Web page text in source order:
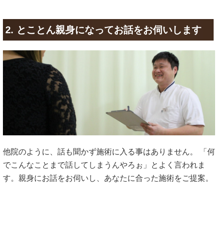
2. とことん親身になってお話をお伺いします
他院のように、話も聞かず施術に入る事はありません。 「何
でこんなことまで話してしまうんやろぉ」とよく言われま
す。親身にお話をお伺いし、あなたに合った施術をご提案。